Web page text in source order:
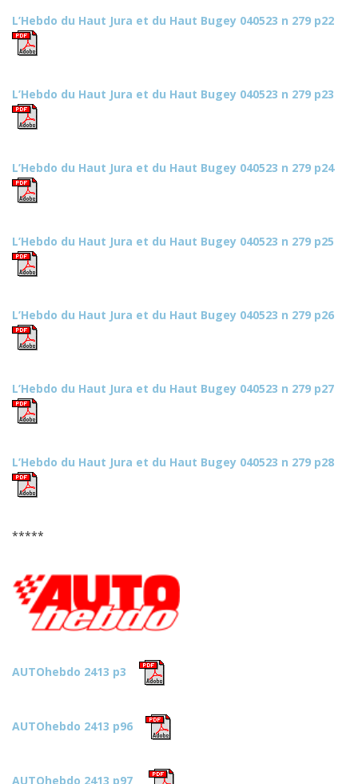
L’Hebdo du Haut Jura et du Haut Bugey 040523 n 279 p22
L’Hebdo du Haut Jura et du Haut Bugey 040523 n 279 p23
L’Hebdo du Haut Jura et du Haut Bugey 040523 n 279 p24
L’Hebdo du Haut Jura et du Haut Bugey 040523 n 279 p25
L’Hebdo du Haut Jura et du Haut Bugey 040523 n 279 p26
L’Hebdo du Haut Jura et du Haut Bugey 040523 n 279 p27
L’Hebdo du Haut Jura et du Haut Bugey 040523 n 279 p28
*****
AUTOhebdo 2413 p3
AUTOhebdo 2413 p96
AUTOhebdo 2413 p97